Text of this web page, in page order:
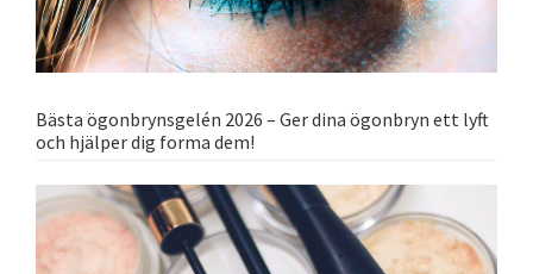
Bästa ögonbrynsgelén 2026 – Ger dina ögonbryn ett lyft
och hjälper dig forma dem!